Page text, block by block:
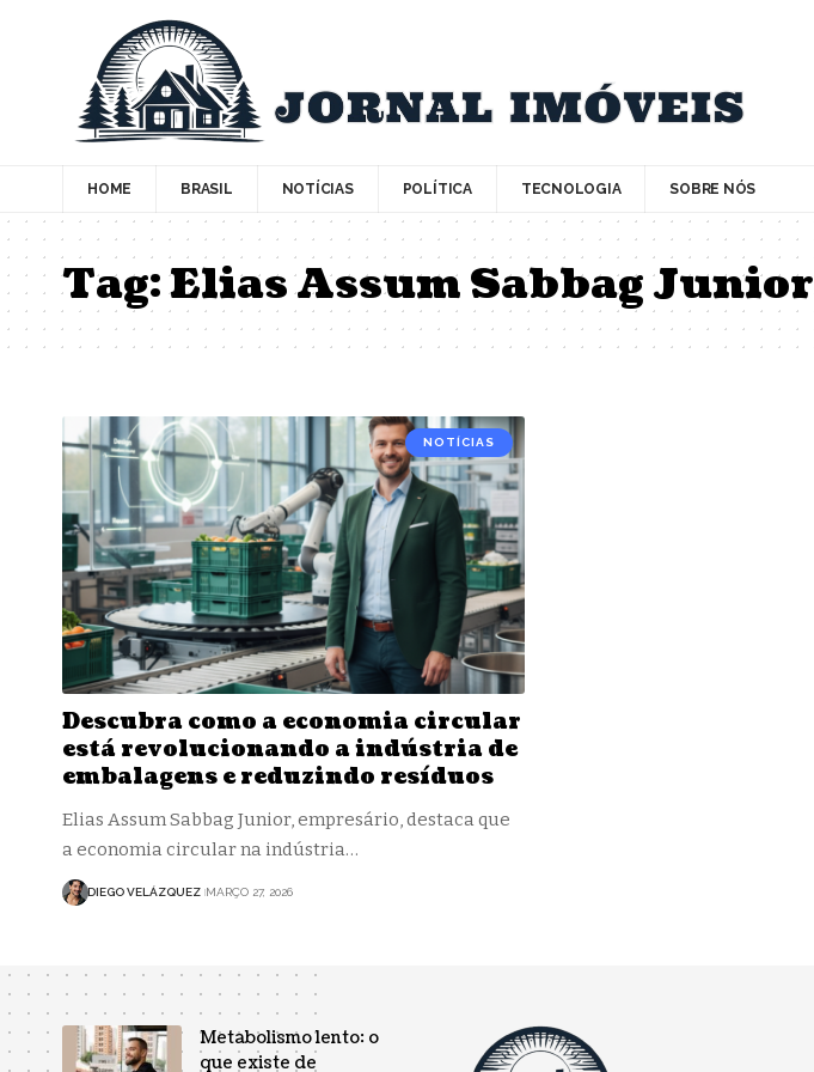
HOME BRASIL NOTÍCIAS POLÍTICA TECNOLOGIA SOBRE NÓS
Tag:Elias Assum Sabbag Junior
NOTÍCIAS
Descubra como a economia circular
está revolucionando a indústria de
embalagens e reduzindo resíduos
Elias Assum Sabbag Junior, empresário, destaca que
a economia circular na indústria…
DIEGO VELÁZQUEZ MARÇO 27, 2026
Metabolismo lento: o
que existe de